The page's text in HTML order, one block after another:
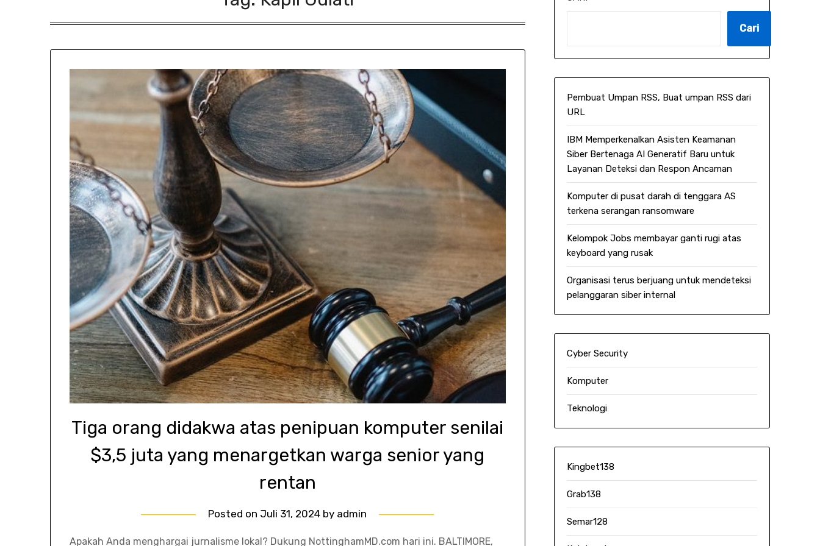
Tiga orang didakwa atas penipuan komputer senilai
$3,5 juta yang menargetkan warga senior yang
rentan
Posted on Juli 31, 2024 by admin
Apakah Anda menghargai jurnalisme lokal? Dukung NottinghamMD.com hari ini. BALTIMORE,
Cari
Pembuat Umpan RSS, Buat umpan RSS dari
URL
IBM Memperkenalkan Asisten Keamanan
Siber Bertenaga AI Generatif Baru untuk
Layanan Deteksi dan Respon Ancaman
Komputer di pusat darah di tenggara AS
terkena serangan ransomware
Kelompok Jobs membayar ganti rugi atas
keyboard yang rusak
Organisasi terus berjuang untuk mendeteksi
pelanggaran siber internal
Cyber Security
Komputer
Teknologi
Kingbet138
Grab138
Semar128